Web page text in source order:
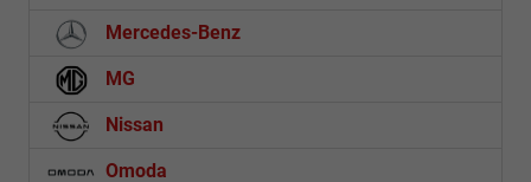
Mercedes-Benz
MG
Nissan
Omoda